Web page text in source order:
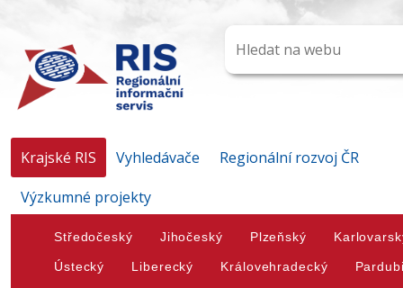
Krajské RIS Vyhledávače
Regionální rozvoj ČR
Výzkumné projekty
Středočeský Jihočeský Plzeňský
Ústecký Liberecký Královehradecký